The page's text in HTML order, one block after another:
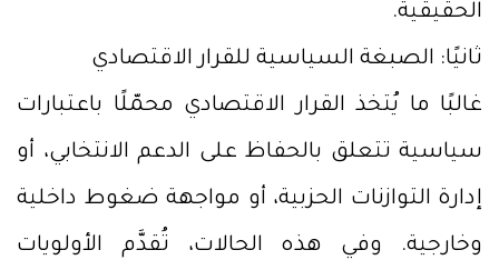
الحقيقية.
ثانيًا: الصبغة السياسية للقرار الاقتصادي
غالبًا ما يُتخذ القرار الاقتصادي محمّلًا باعتبارات
سياسية تتعلق بالحفاظ على الدعم الانتخابي، أو
إدارة التوازنات الحزبية، أو مواجهة ضغوط داخلية
وخارجية. وفي هذه الحالات، تُقدَّم الأولويات